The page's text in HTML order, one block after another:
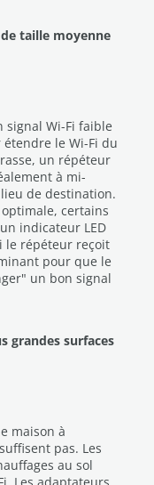
taille moyenne
signal Wi-Fi faible
le Wi-Fi du
un répéteur
à mi-
de destination.
certains
indicateur LED
le répéteur reçoit
pour que le
un bon signal
grandes surfaces
maison à
pas. Les
au sol